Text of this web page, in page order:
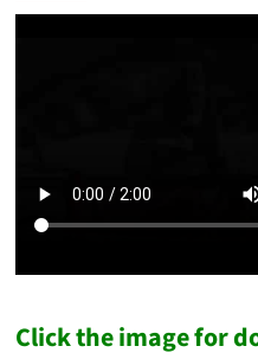
Click the image for